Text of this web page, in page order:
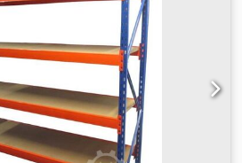
Καθαρό πλάτος: 2.400 mm 02x
Σχεδιασμός: πλήρως
τις διαμήκεις δοκούς κατά της
πληροφορίες για το αντικείμενο:
μόνο για παραλαβή.
ή αποστολή αυτού του
με πρόσθετο κόστος, το οποίο μπορεί
εμάς, ανάλογα με την τοποθεσία
της παράδοσης.